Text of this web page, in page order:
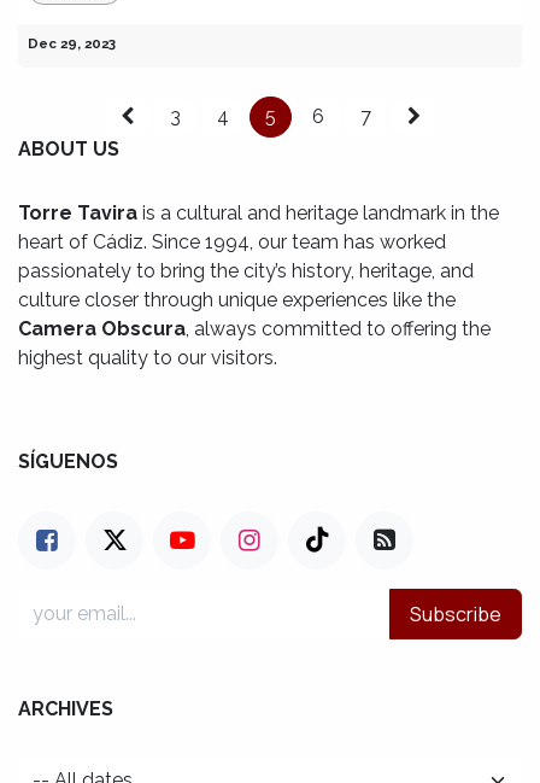
Dec 29, 2023
3 4 5 6
7
ABOUT US
Torre Tavira is a cultural and heritage landmark in the
heart of Cádiz. Since 1994, our team has worked
passionately to bring the city’s history, heritage, and
culture closer through unique experiences like the
Camera Obscura , always committed to offering the
highest quality to our visitors.
SÍGUENOS
Subscribe
ARCHIVES